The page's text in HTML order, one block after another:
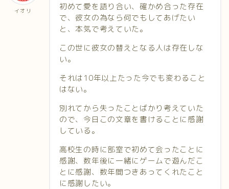
イオリ
初めて愛を語り合い、確かめ合った存在
で、彼女の為なら何でもしてあげたい
と、本気で考えていた。
この世に彼女の替えとなる人は存在しな
い。
それは10年以上たった今でも変わること
はない。
別れてから失ったことばかり考えていた
ので、今日この文章を書けることに感謝
している。
高校生の時に部室で初めて会ったことに
感謝、数年後に一緒にゲームで遊んだこ
とに感謝、数年間つきあってくれたこと
に感謝したい。